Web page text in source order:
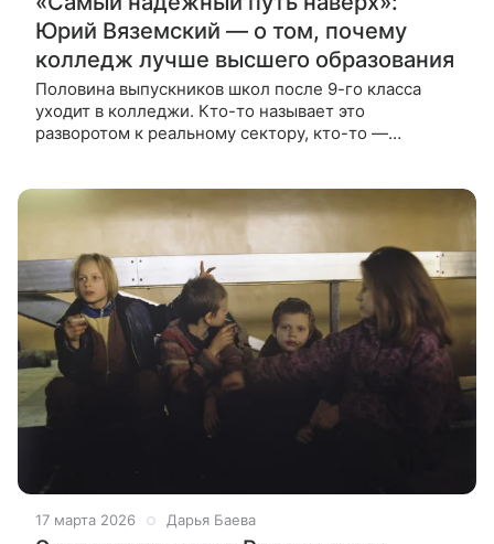
Юрий Вяземский — о том, почему
колледж лучше высшего образования
Половина выпускников школ после 9-го класса
уходит в колледжи. Кто-то называет это
разворотом к реальному сектору, кто-то —
17 марта 2026 Дарья Баева